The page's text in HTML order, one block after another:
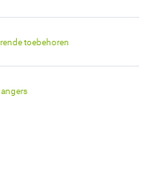
toebehoren